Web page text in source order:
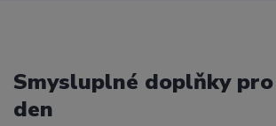
Smysluplné doplňky
den